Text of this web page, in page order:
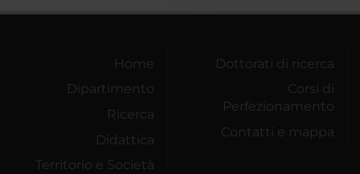
Home
Dipartimento
Ricerca
Didattica
Territorio e Società
Dottorati di ricerca
Corsi di
Perfezionamento
Contatti e mappa